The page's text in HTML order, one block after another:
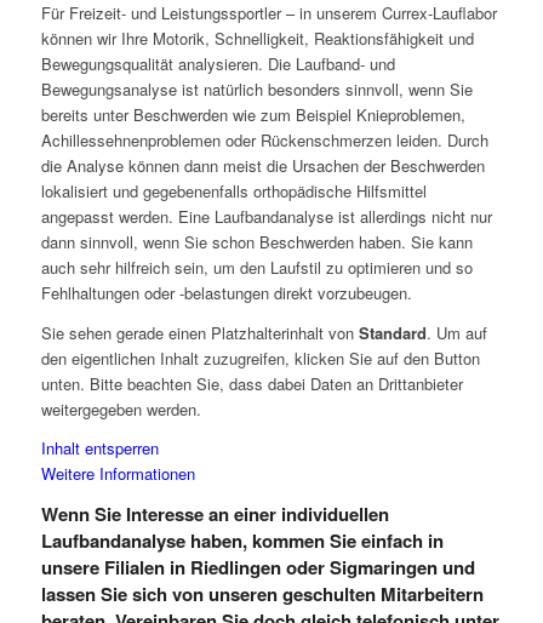
Für Freizeit- und Leistungssportler – in unserem Currex-Lauflabor
können wir Ihre Motorik, Schnelligkeit, Reaktionsfähigkeit und
Bewegungsqualität analysieren. Die Laufband- und
Bewegungsanalyse ist natürlich besonders sinnvoll, wenn Sie
bereits unter Beschwerden wie zum Beispiel Knieproblemen,
Achillessehnenproblemen oder Rückenschmerzen leiden. Durch
die Analyse können dann meist die Ursachen der Beschwerden
lokalisiert und gegebenenfalls orthopädische Hilfsmittel
angepasst werden. Eine Laufbandanalyse ist allerdings nicht nur
dann sinnvoll, wenn Sie schon Beschwerden haben. Sie kann
auch sehr hilfreich sein, um den Laufstil zu optimieren und so
Fehlhaltungen oder -belastungen direkt vorzubeugen.
Sie sehen gerade einen Platzhalterinhalt von Standard. Um auf
den eigentlichen Inhalt zuzugreifen, klicken Sie auf den Button
unten. Bitte beachten Sie, dass dabei Daten an Drittanbieter
weitergegeben werden.
Inhalt entsperren
Weitere Informationen
Wenn Sie Interesse an einer individuellen
Laufbandanalyse haben, kommen Sie einfach in
unsere Filialen in Riedlingen oder Sigmaringen und
lassen Sie sich von unseren geschulten Mitarbeitern